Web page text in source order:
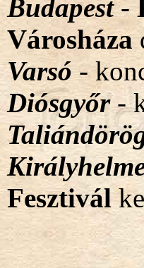
Budapest-
Városháza
Varsó -
Diósgyőr-
Fesztivál